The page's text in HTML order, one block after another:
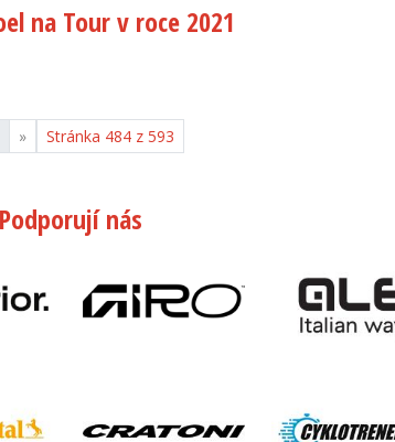
na Tour v roce 2021
» Stránka 484 z 593
Podporují nás